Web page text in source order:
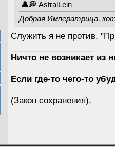
AstralLein
Добрая Императрица,
Служить я не против.
Ничто не возникает из
Если где-то чего-то
(Закон сохранения).